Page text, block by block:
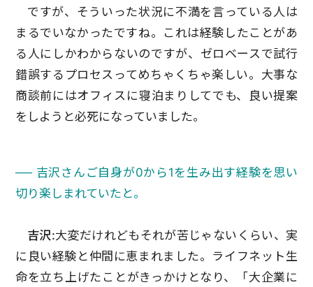
ですが、そういった状況に不満を言っている人は
まるでいなかったですね。これは経験したことがあ
る人にしかわからないのですが、ゼロベースで試行
錯誤するプロセスってめちゃくちゃ楽しい。大事な
商談前にはオフィスに寝泊まりしてでも、良い提案
をしようと必死になっていました。
── 吉沢さんご自身が0から1を生み出す経験を思い
切り楽しまれていたと。
吉沢:大変だけれどもそれが苦じゃないくらい、実
に良い経験と仲間に恵まれました。ライフネット生
命を立ち上げたことがきっかけとなり、「大企業に